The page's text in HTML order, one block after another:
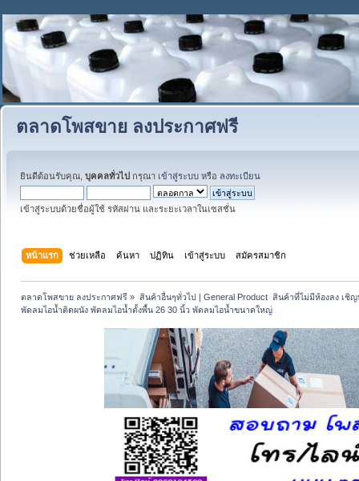
ตลาดโพสขาย ลงประกาศฟรี
ยินดีต้อนรับคุณ, บุคคลทั่วไป กรุณา เข้าสู่ระบบ หรือ ลงทะเบียน
เข้าสู่ระบบด้วยชื่อผู้ใช้ รหัสผ่าน และระยะเวลาในเซสชั่น
หน้าแรก ช่วยเหลือ ค้นหา ปฏิทิน เข้าสู่ระบบ สมัครสมาชิก
ตลาดโพสขาย ลงประกาศฟรี » สินค้าอื่นๆทั่วไป | General Product  สินค้าที่ไม่มีห้องลง เชิญ
พัดลมไอน้ำติดผนัง พัดลมไอน้ำตั้งพื้น 26 30 นิ้ว พัดลมไอน้ำขนาดใหญ่